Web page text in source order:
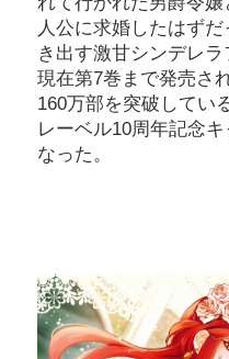
人公に求婚したはず
き出す激甘シンデレ
現在第7巻まで発売さ
160万部を突破してい
レーベル10周年記念
なった。